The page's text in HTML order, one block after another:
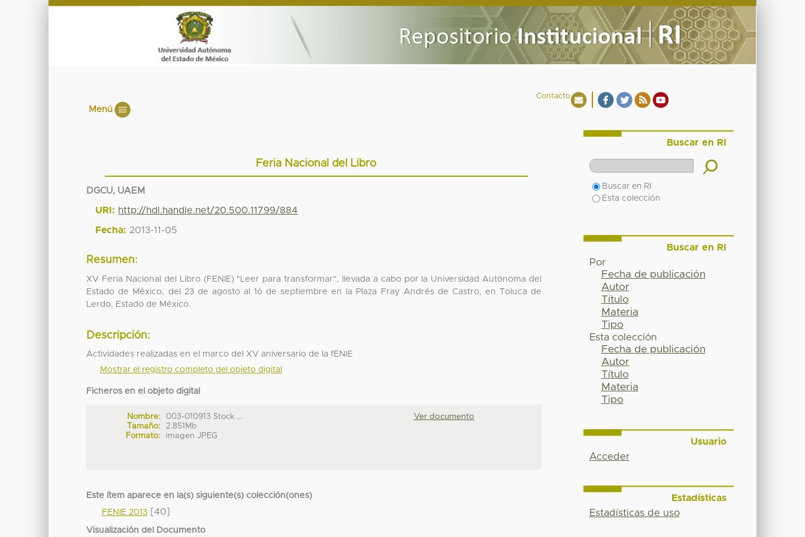
Contacto
Menú
Feria Nacional del Libro
DGCU, UAEM
URI: http://hdl.handle.net/20.500.11799/884
Fecha: 2013-11-05
Resumen:
XV Feria Nacional del Libro (FENIE) "Leer para transformar", llevada a cabo por la Universidad Autónoma del
Estado de México, del 23 de agosto al 1ó de septiembre en la Plaza Fray Andrés de Castro, en Toluca de
Lerdo, Estado de México.
Descripción:
Actividades realizadas en el marco del XV aniversario de la fENIE
Mostrar el registro completo del objeto digital
Ficheros en el objeto digital
Nombre:
003-010913 Stock ...
Tamaño:
2.851Mb
Formato:
imagen JPEG
Ver documento
Este ítem aparece en la(s) siguiente(s) colección(ones)
FENIE 2013 [40]
Visualización del Documento
Buscar en RI
Buscar en RI
Esta colección
Buscar en RI
Por
Fecha de publicación
Autor
Título
Materia
Tipo
Esta colección
Fecha de publicación
Autor
Título
Materia
Tipo
Usuario
Acceder
Estadísticas
Estadísticas de uso